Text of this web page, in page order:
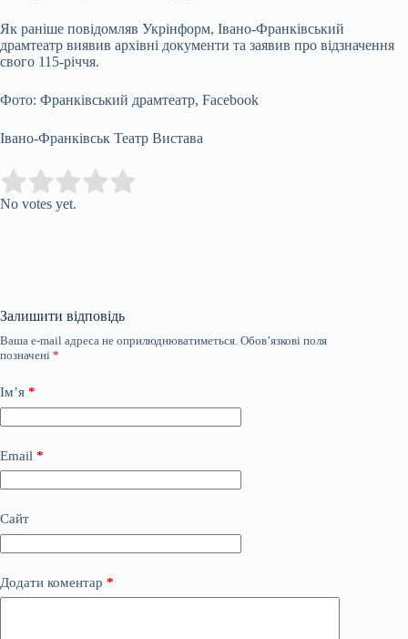
Як раніше повідомляв Укрінформ, Івано-Франківський
драмтеатр виявив архівні документи та заявив про відзначення
свого 115-річчя.
Фото: Франківський драмтеатр, Facebook
Івано-Франківськ Театр Вистава
Rate this item:
No votes yet.
Залишити відповідь
Ваша e-mail адреса не оприлюднюватиметься. Обов’язкові поля
позначені *
Ім’я *
Email *
Сайт
Додати коментар *